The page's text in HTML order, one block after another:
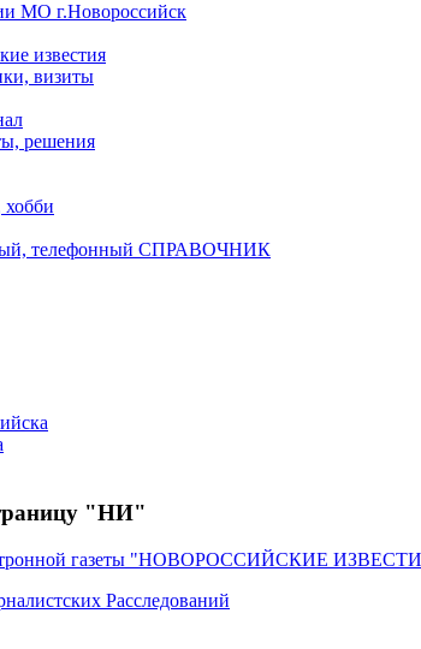
МО г.Новороссийск
известия
визиты
решения
хобби
телефонный СПРАВОЧНИК
"НИ"
газеты "НОВОРОССИЙСКИЕ
Расследований